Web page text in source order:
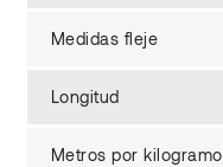
Medidas fleje
Longitud
Metros por kilogramo